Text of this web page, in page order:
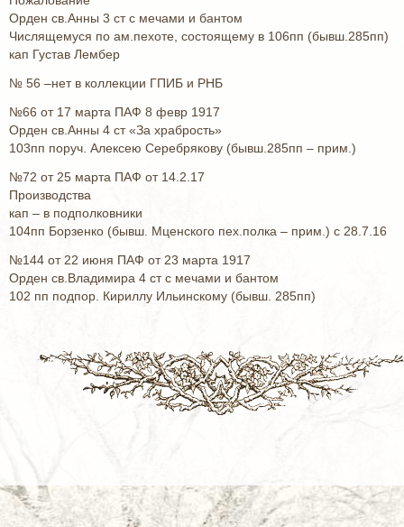
Орден св.Анны 3 ст с мечами и бантом
Числящемуся по ам.пехоте, состоящему в 106пп (бывш.285пп)
кап Густав Лембер
№ 56 –нет в коллекции ГПИБ и РНБ
№66 от 17 марта ПАФ 8 февр 1917
Орден св.Анны 4 ст «За храбрость»
103пп поруч. Алексею Серебрякову (бывш.285пп – прим.)
№72 от 25 марта ПАФ от 14.2.17
Производства
кап – в подполковники
104пп Борзенко (бывш. Мценского пех.полка – прим.) с 28.7.16
№144 от 22 июня ПАФ от 23 марта 1917
Орден св.Владимира 4 ст с мечами и бантом
102 пп подпор. Кириллу Ильинскому (бывш. 285пп)